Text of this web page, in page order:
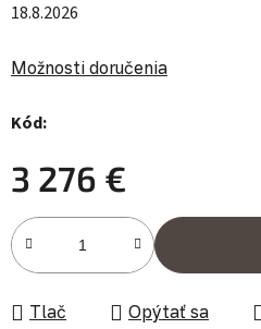
18.8.2026
Možnosti doručenia
Kód:
3 276 €
Jednotková cena:
Tlač Opýtať sa